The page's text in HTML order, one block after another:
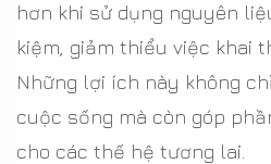
hơn khi sử dụng nguyên
kiệm, giảm thiểu việc khai
Những lợi ích này không
cuộc sống mà còn góp
cho các thế hệ tương lai.